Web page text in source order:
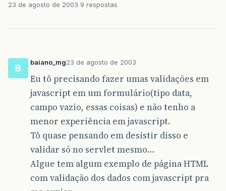
23 de agosto de 2003 9 respostas
B
baiano_mg23 de agosto de 2003
Eu tô precisando fazer umas validações em
javascript em um formulário(tipo data,
campo vazio, essas coisas) e não tenho a
menor experiência em javascript.
Tô quase pensando em desistir disso e
validar só no servlet mesmo…
Algue tem algum exemplo de página HTML
com validação dos dados com javascript pra